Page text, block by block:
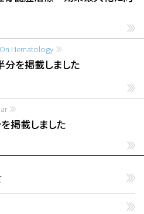
Hematology
を掲載しました
掲載しました